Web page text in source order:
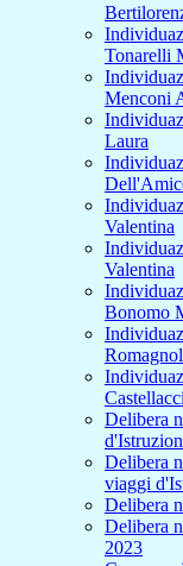
Tonarelli
Menconi
Laura
Valentina
Valentina
Bonomo
Delibera
Delibera
viaggi
Delibera
Delibera
2023